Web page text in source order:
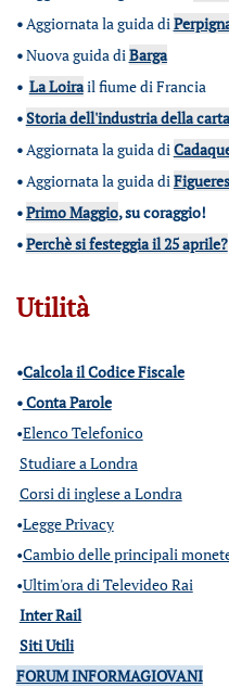
•Aggiornata la guida di
•Nuova guida diBarga
• La Loirail fiume di Francia
•Storia dell'industria della
•Aggiornata la guida di
•Aggiornata la guida diFigueres
•Primo Maggio, su coraggio!
•Perchè si festeggia il 25 aprile?
Utilità
•Calcola il Codice Fiscale
•Conta Parole
•Elenco Telefonico
Studiare a Londra
Corsi di inglese a Londra
•Legge Privacy
•Cambio delle principali
•Ultim'ora di Televideo Rai
Inter Rail
Siti Utili
FORUM INFORMAGIOVANI